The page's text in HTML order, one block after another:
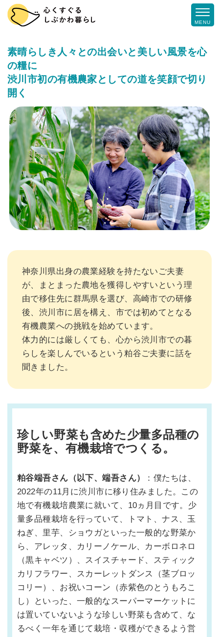
MENU
素晴らしき人々との出会いと美しい風景を心
の糧に
渋川市初の有機農家としての道を笑顔で切り
開く
神奈川県出身の農業経験を持たないご夫妻
が、まとまった農地を獲得しやすいという理
由で移住先に群馬県を選び、高崎市での研修
後、渋川市に居を構え、市では初めてとなる
有機農業への挑戦を始めています。
体力的には厳しくても、心から渋川市での暮
らしを楽しんでいるという粕谷ご夫妻に話を
聞きました。
珍しい野菜も含めた少量多品種の
野菜を、有機栽培でつくる。
粕谷端吾さん（以下、端吾さん）
：僕たちは、
2022年の11月に渋川市に移り住みました。この
地で有機栽培農業に就いて、10ヵ月目です。少
量多品種栽培を行っていて、トマト、ナス、玉
ねぎ、里芋、ショウガといった一般的な野菜か
ら、アレッタ、カリーノケール、カーボロネロ
（黒キャベツ）、スイスチャード、スティック
カリフラワー、スカーレットダンス（茎ブロッ
コリー）、お祝いコーン（赤紫色のとうもろこ
し）といった、一般的なスーパーマーケットに
は置いていないような珍しい野菜も含めて、な
るべく一年を通じて栽培・収穫ができるよう営